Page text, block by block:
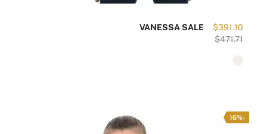
$391.10
$471.71
VANESSA SALE
-16%